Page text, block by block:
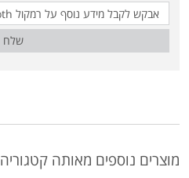
שלח
מוצרים נוספים מאותה קטגוריה